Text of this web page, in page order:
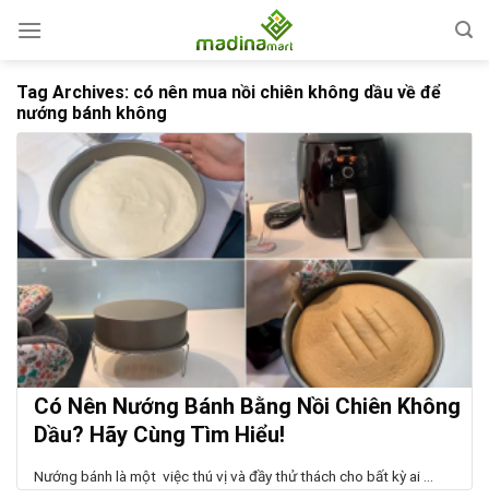
Tag Archives: có nên mua nồi chiên không dầu về để
nướng bánh không
Có Nên Nướng Bánh Bằng Nồi Chiên Không
Dầu? Hãy Cùng Tìm Hiểu!
Nướng bánh là một việc thú vị và đầy thử thách cho bất kỳ ai ...